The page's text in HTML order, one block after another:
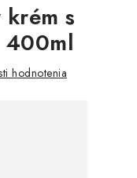
s
400ml
hodnotenia